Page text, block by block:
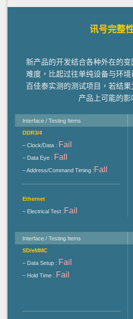
讯号完整
新产品的开发结合各种外在的
难度，比起过往单纯设备与环
百佳泰实测的测试项目，若结
产品上可能的影
Interface / Testing Items
DDR3/4
– Clock/Data : Fail
– Data Eye : Fall
– Address/Command Timing : Fall
Ethernet
– Electrical Test : Fail
Interface / Testing Items
SD/eMMC
– Data Setup : Fail
– Hold Time : Fail